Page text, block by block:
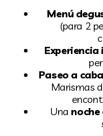
Menú
(para 2
Paseo a
Marismas
Una